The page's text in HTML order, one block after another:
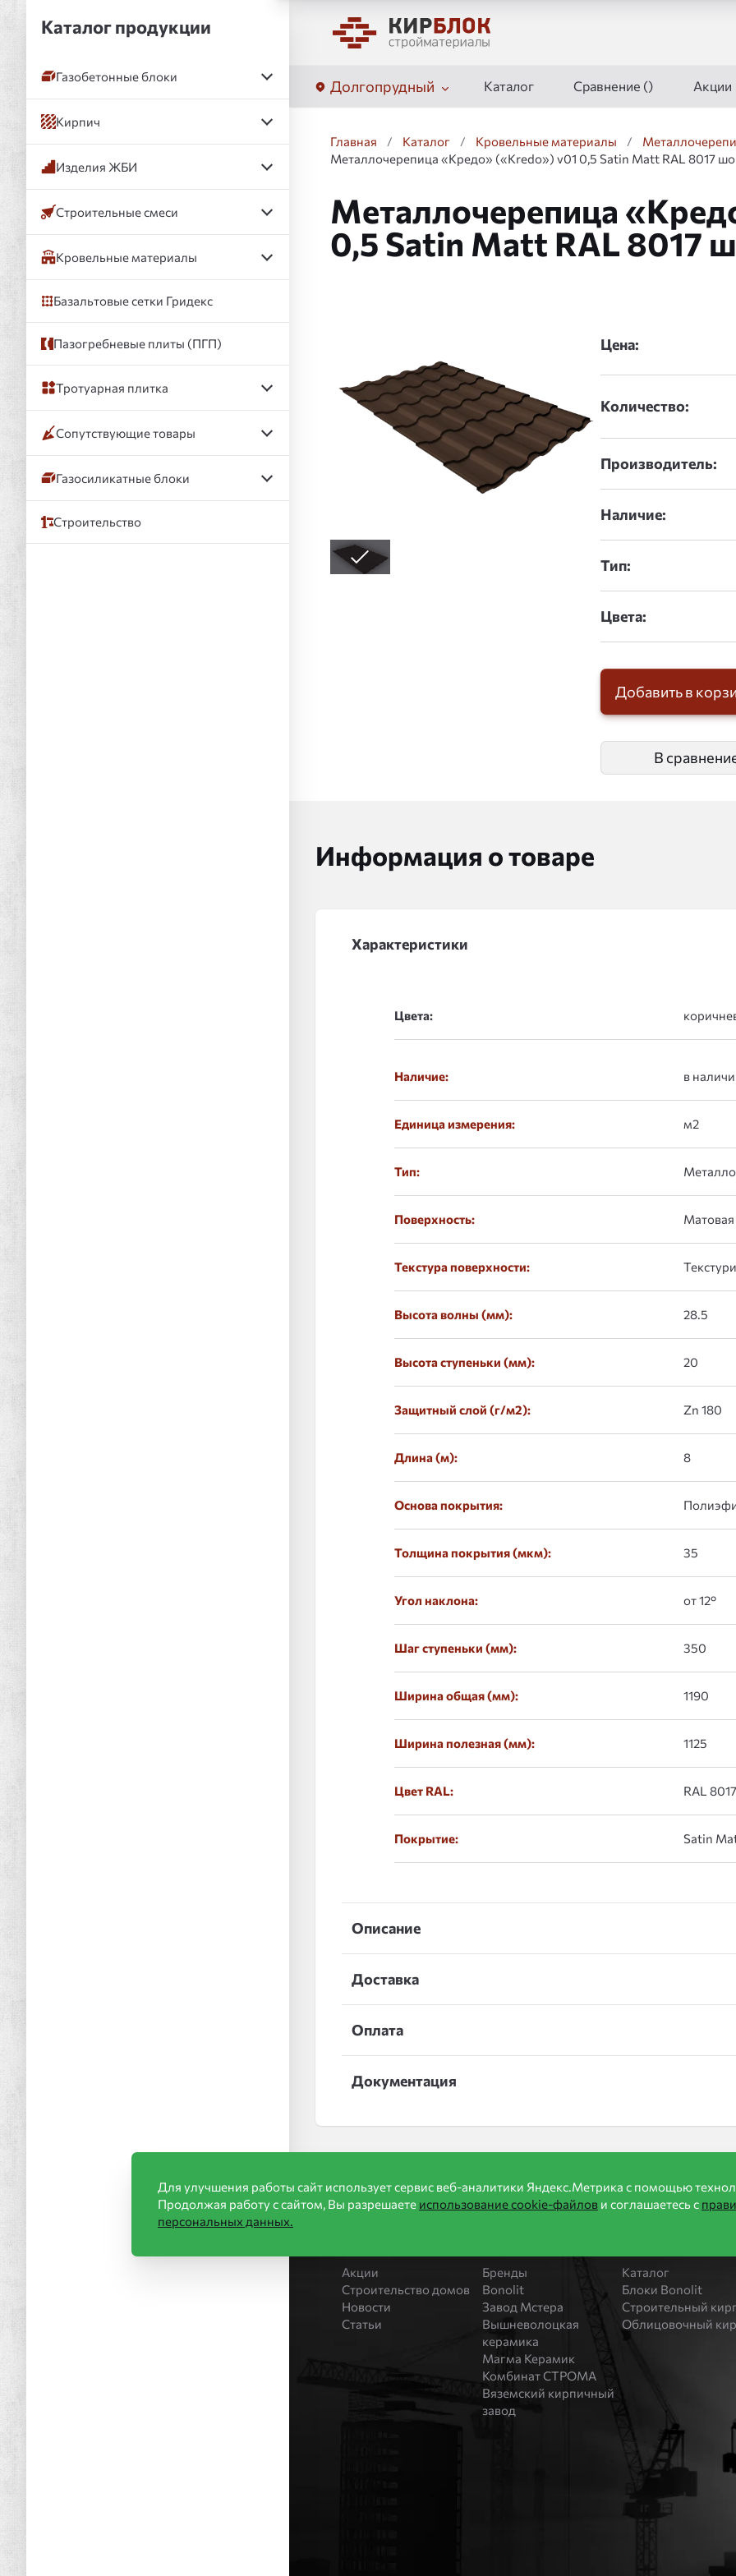
Долгопрудный Каталог Сравнение () Акции
Главная / Каталог / Кровельные материалы /
Металлочерепица «Кредо» («Kredo») v01 0,5 Satin Matt RAL 8017
Металлочерепица
0,5 Satin Matt RAL 8017
Цена:
Количество:
Производитель:
Наличие:
Тип:
Цвета:
Добавить в
В
Информация о товаре
Характеристики
Цвета:
Наличие: в
Единица измерения: м2
Тип:
Поверхность: Матовая
Текстура поверхности:
Высота волны (мм): 28.5
Высота ступеньки (мм): 20
Защитный слой (г/м2): Zn 180
Длина (м): 8
Основа покрытия:
Толщина покрытия (мкм): 35
Угол наклона: от 12°
Шаг ступеньки (мм): 350
Ширина общая (мм): 1190
Ширина полезная (мм): 1125
Цвет RAL: RAL 8017
Покрытие: Satin
Описание
Доставка
Оплата
Документация
Акции
Строительство домов
Новости
Статьи
Бренды
Bonolit
Завод Мстера
Вышневолоцкая
керамика
Магма Керамик
Комбинат СТРОМА
Вяземский кирпичный
завод
Каталог
Блоки Bonolit
Строительный
Облицовочный
Каталог продукции
Газобетонные блоки
Кирпич
Изделия ЖБИ
Строительные смеси
Кровельные материалы
Базальтовые сетки Гридекс
Пазогребневые плиты (ПГП)
Тротуарная плитка
Сопутствующие товары
Газосиликатные блоки
Строительство
Для улучшения работы сайт использует сервис веб-аналитики Яндекс.Метрика с помощью
Продолжая работу с сайтом, Вы разрешаете использование cookie-файлов и соглашаетесь с
персональных данных.